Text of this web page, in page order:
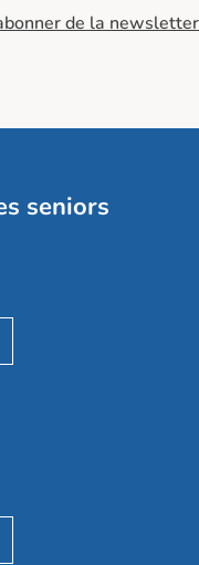
de la newsletter
seniors